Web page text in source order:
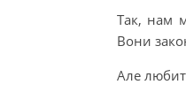
Так, нам
Вони
Але